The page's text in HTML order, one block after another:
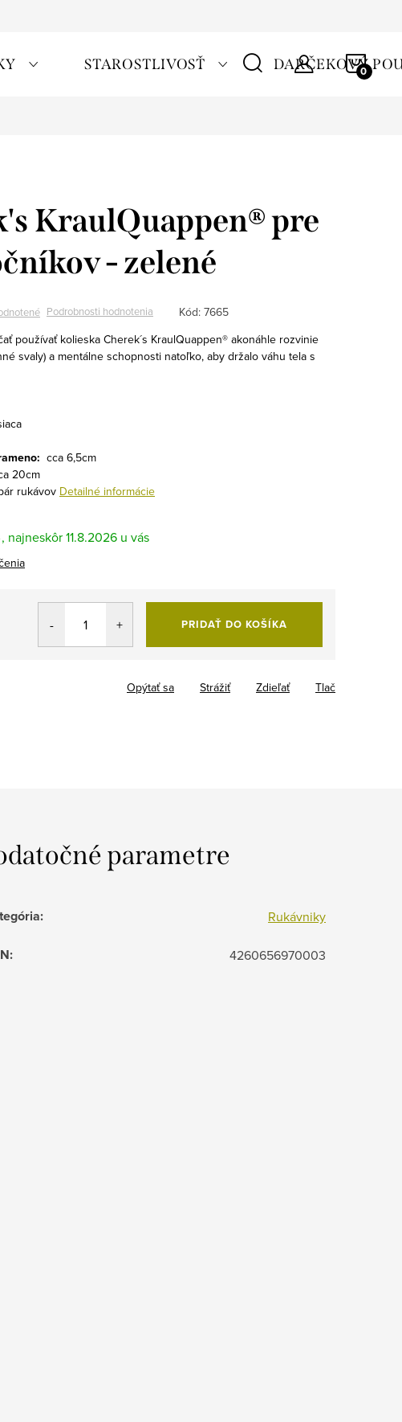
STAROSTLIVOSŤ DARČEKOVÝ
KraulQuappen® pre
- zelené
Podrobnosti hodnotenia Kód: 7665
používať kolieska Cherek´s KraulQuappen® akonáhle rozvinie
svaly) a mentálne schopnosti natoľko, aby držalo váhu tela s
cca 6,5cm
20cm
rukávov Detailné informácie
11.8.2026
PRIDAŤ DO KOŠÍKA
Tlač
Opýtať sa Strážiť Zdieľať
parametre
: Rukávniky
: 4260656970003